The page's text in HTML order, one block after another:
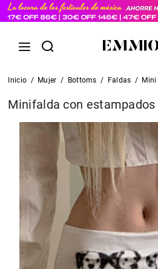
Inicio / Mujer / Bottoms / Faldas / Mini
Minifalda con